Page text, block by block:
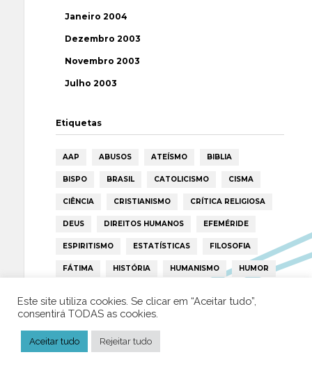
Janeiro 2004
Dezembro 2003
Novembro 2003
Julho 2003
Etiquetas
AAP ABUSOS ATEÍSMO BIBLIA
BISPO BRASIL CATOLICISMO CISMA
CIÊNCIA CRISTIANISMO CRÍTICA RELIGIOSA
DEUS DIREITOS HUMANOS EFEMÉRIDE
ESPIRITISMO ESTATÍSTICAS FILOSOFIA
FÁTIMA HISTÓRIA HUMANISMO HUMOR
JESUS LAICIDADE
Este site utiliza cookies. Se clicar em “Aceitar tudo”,
consentirá TODAS as cookies.
Aceitar tudo Rejeitar tudo